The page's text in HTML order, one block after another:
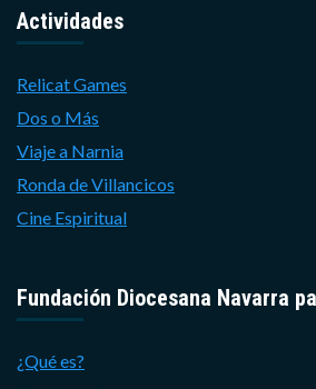
Actividades
Relicat Games
Dos o Más
Viaje a Narnia
Ronda de Villancicos
Cine Espiritual
Fundación Diocesana Navarra
¿Qué es?